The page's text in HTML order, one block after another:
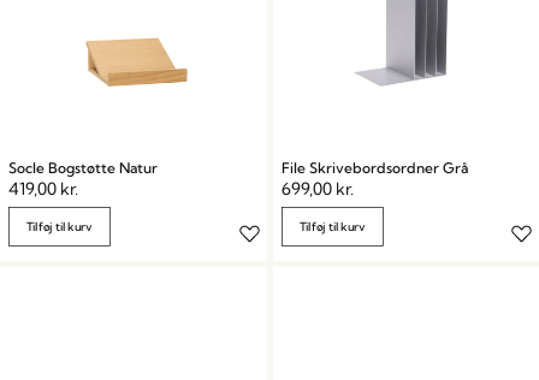
Socle Bogstøtte Natur
419,00 kr.
Tilføj til kurv
File Skrivebordsordner Grå
699,00 kr.
Tilføj til kurv